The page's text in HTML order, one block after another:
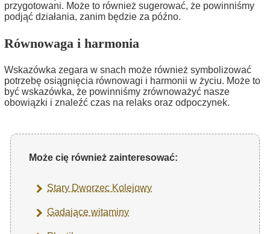
przygotowani. Może to również sugerować, że powinniśmy
podjąć działania, zanim będzie za późno.
Równowaga i harmonia
Wskazówka zegara w snach może również symbolizować
potrzebę osiągnięcia równowagi i harmonii w życiu. Może to
być wskazówka, że powinniśmy zrównoważyć nasze
obowiązki i znaleźć czas na relaks oraz odpoczynek.
Może cię również zainteresować:
Stary Dworzec Kolejowy
Gadające witaminy